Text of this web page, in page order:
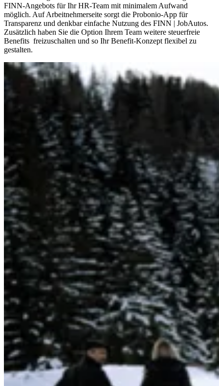
FINN-Angebots für Ihr HR-Team mit minimalem Aufwand
möglich. Auf Arbeitnehmerseite sorgt die Probonio-App für
Transparenz und denkbar einfache Nutzung des FINN | JobAutos.
Zusätzlich haben Sie die Option Ihrem Team weitere steuerfreie
Benefits freizuschalten und so Ihr Benefit-Konzept flexibel zu
gestalten.